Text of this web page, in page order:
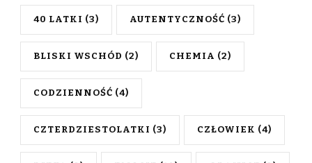
40 LATKI (3) AUTENTYCZNOŚĆ (3)
BLISKI WSCHÓD (2) CHEMIA (2)
CODZIENNOŚĆ (4)
CZTERDZIESTOLATKI (3) CZŁOWIEK (4)